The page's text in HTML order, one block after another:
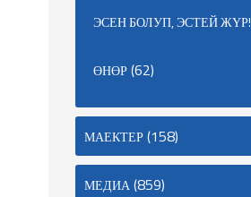
ЭСЕН БОЛУП, ЭСТЕЙ ЖҮР!
ӨНӨР(62)
МАЕКТЕР(158)
МЕДИА(859)